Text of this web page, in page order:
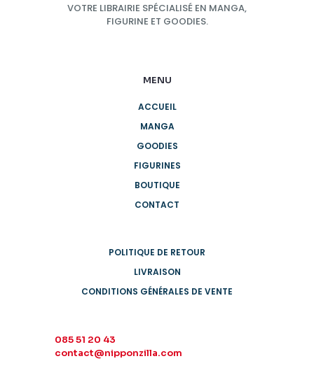
VOTRE LIBRAIRIE SPÉCIALISÉ EN MANGA,
FIGURINE ET GOODIES.
MENU
ACCUEIL
MANGA
GOODIES
FIGURINES
BOUTIQUE
CONTACT
POLITIQUE DE RETOUR
LIVRAISON
CONDITIONS GÉNÉRALES DE VENTE
085 51 20 43
contact@nipponzilla.com